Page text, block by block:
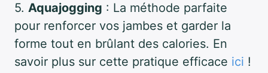
5. Aquajogging : La méthode parfaite
pour renforcer vos jambes et garder la
forme tout en brûlant des calories. En
savoir plus sur cette pratique efficace ici !